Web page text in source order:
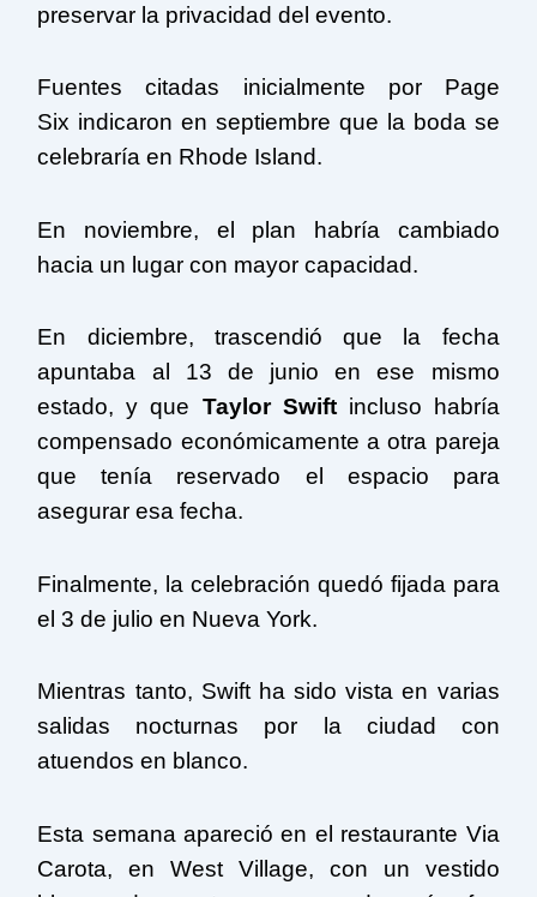
preservar la privacidad del evento.
Fuentes citadas inicialmente por Page
Six indicaron en septiembre que la boda se
celebraría en Rhode Island.
En noviembre, el plan habría cambiado
hacia un lugar con mayor capacidad.
En diciembre, trascendió que la fecha
apuntaba al 13 de junio en ese mismo
estado, y que Taylor Swiftincluso habría
compensado económicamente a otra pareja
que tenía reservado el espacio para
asegurar esa fecha.
Finalmente, la celebración quedó fijada para
el 3 de julio en Nueva York.
Mientras tanto, Swift ha sido vista en varias
salidas nocturnas por la ciudad con
atuendos en blanco.
Esta semana apareció en el restaurante Via
Carota, en West Village, con un vestido